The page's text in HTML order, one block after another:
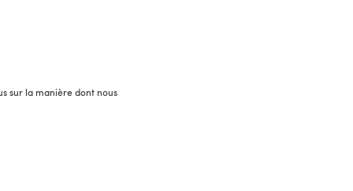
sur la manière dont nous